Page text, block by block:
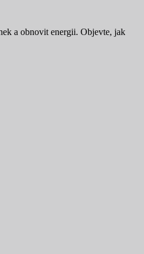
a obnovit energii. Objevte, jak